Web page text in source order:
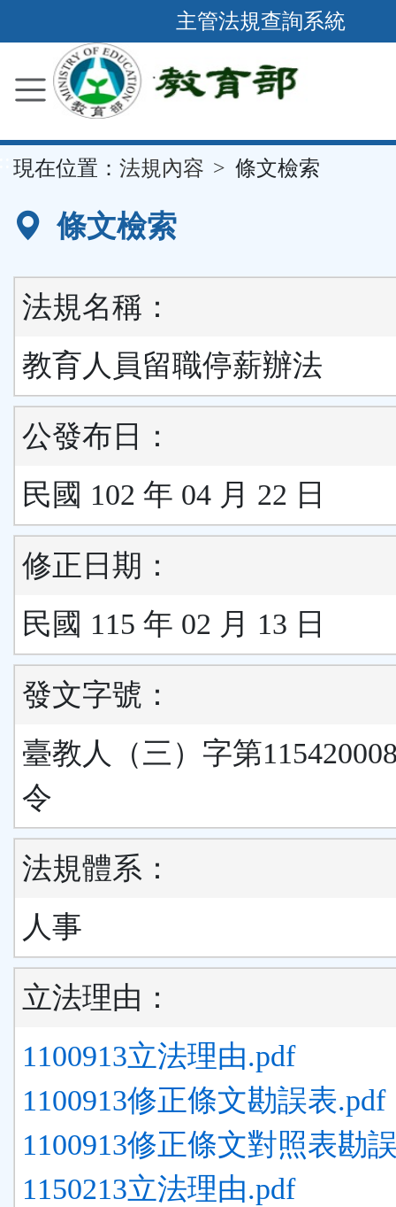
到
要
容
區
主管法規查詢系統
現在位置： 法規內容 條文檢索
條文檢索
法規名稱：
教育人員留職停薪辦法
公發布日：
民國 102 年 04 月 22 日
修正日期：
民國 115 年 02 月 13 日
發文字號：
臺教人（三）字第
令
法規體系：
人事
立法理由：
1100913立法理由.pdf
1100913修正條文勘誤表.pdf
1100913修正條文對照表勘
1150213立法理由.pdf